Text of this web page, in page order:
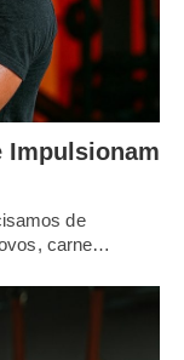
Impulsionam
de
carne…